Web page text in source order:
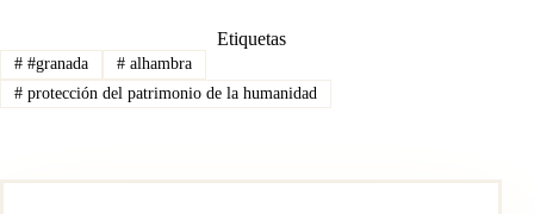
Etiquetas
##granada #alhambra
#protección del patrimonio de la humanidad